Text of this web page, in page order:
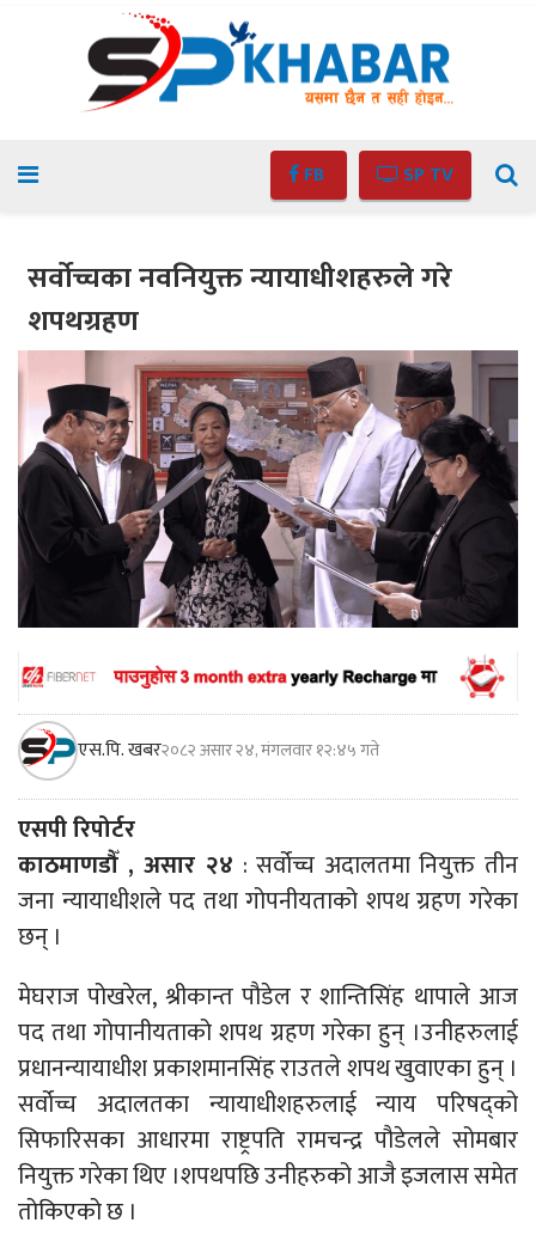
FB SP TV
सर्वोच्चका नवनियुक्त न्यायाधीशहरुले गरे
शपथग्रहण
एस.पि. खबर२०८२ असार २४, मंगलवार १२:४५ गते
एसपी रिपोर्टर
काठमाणडौँ , असार २४ : सर्वोच्च अदालतमा नियुक्त तीन
जना न्यायाधीशले पद तथा गोपनीयताको शपथ ग्रहण गरेका
छन् ।
मेघराज पोखरेल, श्रीकान्त पौडेल र शान्तिसिंह थापाले आज
पद तथा गोपानीयताको शपथ ग्रहण गरेका हुन् ।उनीहरुलाई
प्रधानन्यायाधीश प्रकाशमानसिंह राउतले शपथ खुवाएका हुन् ।
सर्वोच्च अदालतका न्यायाधीशहरुलाई न्याय परिषद्को
सिफारिसका आधारमा राष्ट्रपति रामचन्द्र पौडेलले सोमबार
नियुक्त गरेका थिए ।शपथपछि उनीहरुको आजै इजलास समेत
तोकिएको छ ।